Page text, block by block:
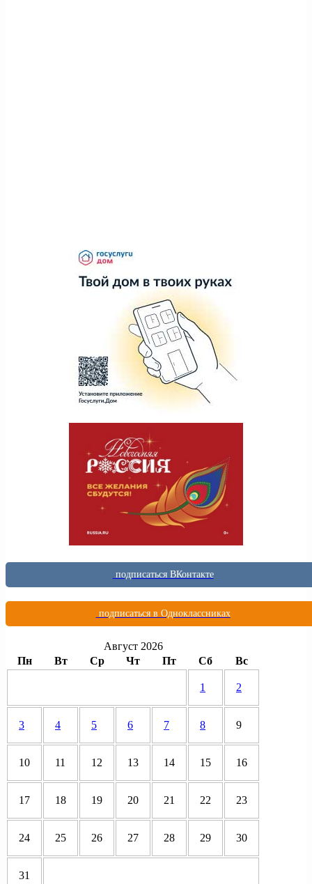
подписаться ВКонтакте
подписаться в Одноклассниках
Август 2026
Пн
Вт Ср Чт Пт Сб Вс
1 2
3 4 5 6 7 8 9
10 11 12 13 14 15 16
17 18 19 20 21 22 23
24 25 26 27 28 29 30
31